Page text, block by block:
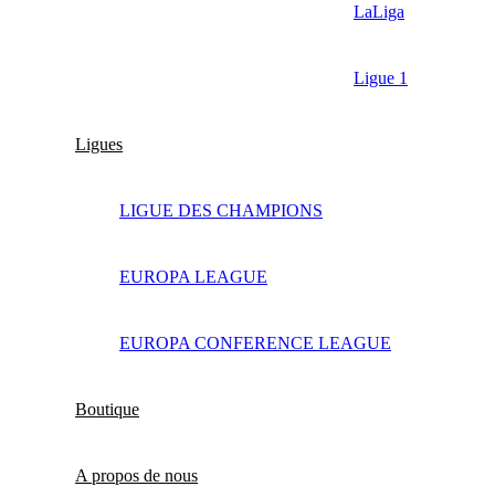
LaLiga
Ligue 1
Ligues
LIGUE DES CHAMPIONS
EUROPA LEAGUE
EUROPA CONFERENCE LEAGUE
Boutique
A propos de nous